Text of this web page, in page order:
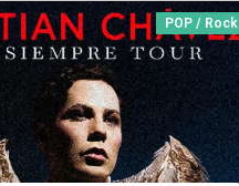
POP / Rock